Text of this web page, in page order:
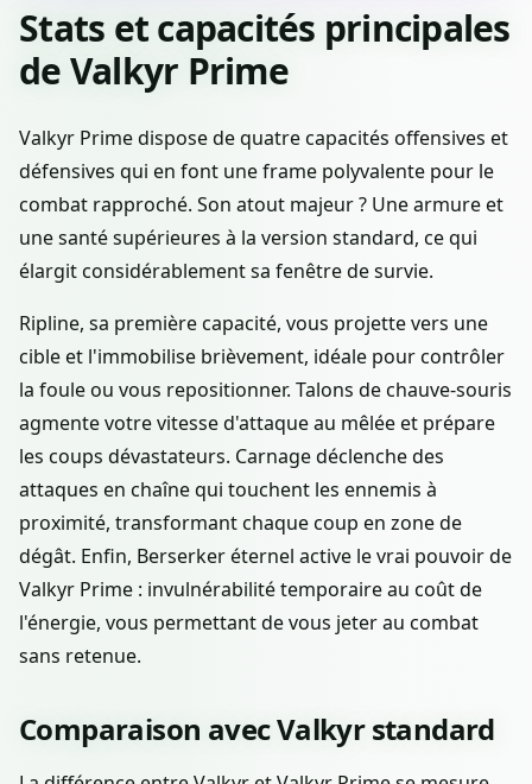
Stats et capacités principales
de Valkyr Prime
Valkyr Prime dispose de quatre capacités offensives et
défensives qui en font une frame polyvalente pour le
combat rapproché. Son atout majeur ? Une armure et
une santé supérieures à la version standard, ce qui
élargit considérablement sa fenêtre de survie.
Ripline, sa première capacité, vous projette vers une
cible et l'immobilise brièvement, idéale pour contrôler
la foule ou vous repositionner. Talons de chauve-souris
agmente votre vitesse d'attaque au mêlée et prépare
les coups dévastateurs. Carnage déclenche des
attaques en chaîne qui touchent les ennemis à
proximité, transformant chaque coup en zone de
dégât. Enfin, Berserker éternel active le vrai pouvoir de
Valkyr Prime : invulnérabilité temporaire au coût de
l'énergie, vous permettant de vous jeter au combat
sans retenue.
Comparaison avec Valkyr standard